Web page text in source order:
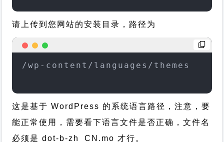
请上传到您网站的安装目录，路径为
/wp-content/languages/themes
这是基于 WordPress 的系统语言路径，注意，要
能正常使用，需要看下语言文件是否正确，文件名
必须是 dot-b-zh_CN.mo 才行。